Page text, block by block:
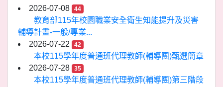
2026-07-08 44
教育部115年校園職業安全衛生知能提升及災害
輔導計畫-一般/專業...
2026-07-22
42
本校115學年度普通班代理教師(輔導團)甄選簡章
2026-07-28
35
本校115學年度普通班代理教師(輔導團)第三階段